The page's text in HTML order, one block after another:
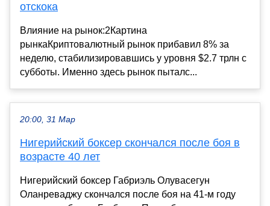
отскока
Влияние на рынок:2Картина
рынкаКриптовалютный рынок прибавил 8% за
неделю, стабилизировавшись у уровня $2.7 трлн с
субботы. Именно здесь рынок пыталс...
20:00, 31 Мар
Нигерийский боксер скончался после боя в
возрасте 40 лет
Нигерийский боксер Габриэль Олувасегун
Оланреваджу скончался после боя на 41‑м году